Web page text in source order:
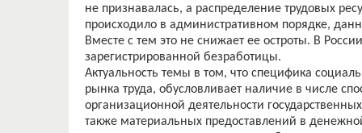
не признавалась, а распределение трудовых
происходило в административном порядке,
Вместе с тем это не снижает ее остроты. В
зарегистрированной безработицы.
Актуальность темы в том, что специфика
рынка труда, обусловливает наличие в числе
организационной деятельности
также материальных предоставлений в